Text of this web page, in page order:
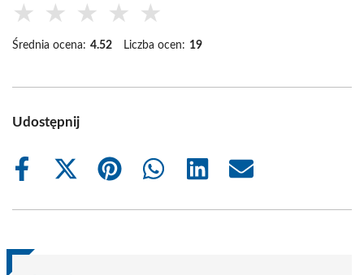
★ ★ ★ ★ ★
Średnia ocena: 4.52 Liczba ocen: 19
Udostępnij
Share
Share
(Twitter)
Share
Share
Share
Share